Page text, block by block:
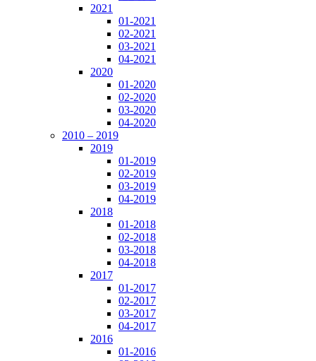
2021
01-2021
02-2021
03-2021
04-2021
2020
01-2020
02-2020
03-2020
04-2020
2010 – 2019
2019
01-2019
02-2019
03-2019
04-2019
2018
01-2018
02-2018
03-2018
04-2018
2017
01-2017
02-2017
03-2017
04-2017
2016
01-2016